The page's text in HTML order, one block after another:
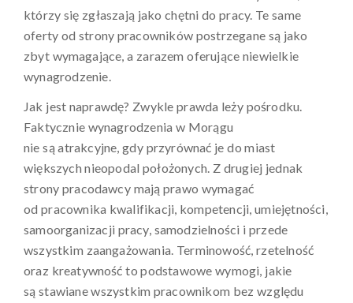
którzy się zgłaszają jako chętni do pracy. Te same
oferty od strony pracowników postrzegane są jako
zbyt wymagające, a zarazem oferujące niewielkie
wynagrodzenie.
Jak jest naprawdę? Zwykle prawda leży pośrodku.
Faktycznie wynagrodzenia w Morągu
nie są atrakcyjne, gdy przyrównać je do miast
większych nieopodal położonych. Z drugiej jednak
strony pracodawcy mają prawo wymagać
od pracownika kwalifikacji, kompetencji, umiejętności,
samoorganizacji pracy, samodzielności i przede
wszystkim zaangażowania. Terminowość, rzetelność
oraz kreatywność to podstawowe wymogi, jakie
są stawiane wszystkim pracownikom bez względu